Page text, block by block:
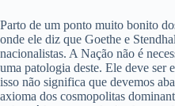
Parto de um ponto muito bonito
onde ele diz que Goethe e
nacionalistas. A Nação não é
uma patologia deste. Ele deve ser
isso não significa que devemos
axioma dos cosmopolitas